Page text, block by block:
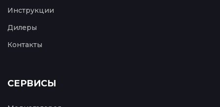
Инструкции
Дилеры
Контакты
СЕРВИСЫ